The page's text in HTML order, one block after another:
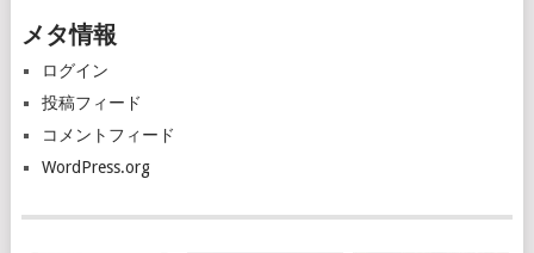
イ
メタ情報
ログイン
投稿フィード
コメントフィード
WordPress.org